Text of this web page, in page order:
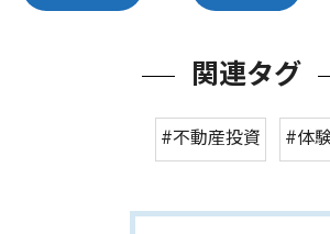
関連タグ
#不動産投資 #体